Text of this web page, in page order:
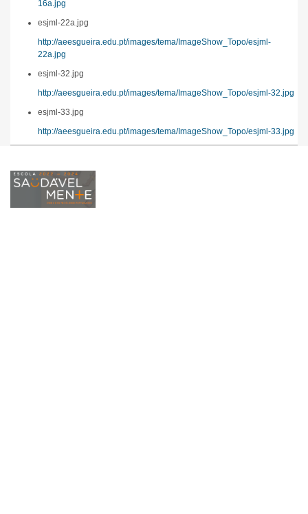
16a.jpg
esjml-22a.jpg
http://aeesgueira.edu.pt/images/tema/ImageShow_Topo/esjml-
22a.jpg
esjml-32.jpg
http://aeesgueira.edu.pt/images/tema/ImageShow_Topo/esjml-32.jpg
esjml-33.jpg
http://aeesgueira.edu.pt/images/tema/ImageShow_Topo/esjml-33.jpg